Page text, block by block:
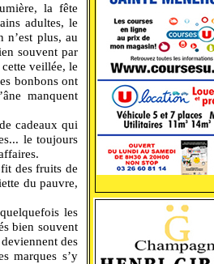
la fête
adultes, le
plus, au
souvent par
veillée, le
bonbons ont
manquent
cadeaux qui
le toujours
des fruits de
du pauvre,
les
bien souvent
des
marques s’y